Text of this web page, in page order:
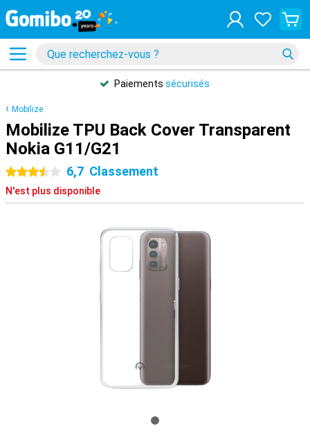
Paiements sécurisés
Mobilize
Mobilize TPU Back Cover Transparent
Nokia G11/G21
3.5 étoiles
6,7 Classement
N'est plus disponible